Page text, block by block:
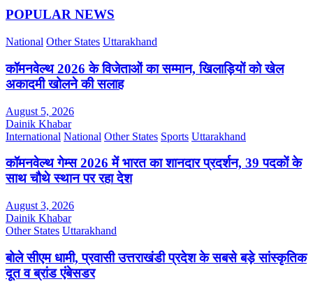
POPULAR NEWS
National Other States Uttarakhand
कॉमनवेल्थ 2026 के विजेताओं का सम्मान, खिलाड़ियों को खेल
अकादमी खोलने की सलाह
August 5, 2026
Dainik Khabar
International National Other States Sports Uttarakhand
कॉमनवेल्थ गेम्स 2026 में भारत का शानदार प्रदर्शन, 39 पदकों के
साथ चौथे स्थान पर रहा देश
August 3, 2026
Dainik Khabar
Other States Uttarakhand
बोले सीएम धामी, प्रवासी उत्तराखंडी प्रदेश के सबसे बड़े सांस्कृतिक
दूत व ब्रांड एंबेसडर